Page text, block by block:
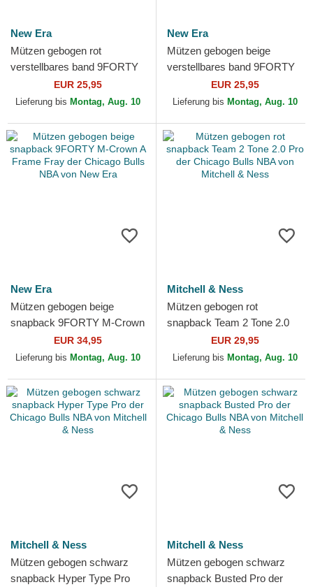
New Era
Mützen gebogen rot
verstellbares band 9FORTY
Outline der Chicago Bulls
NBA von New Era
EUR 25,95
Lieferung bis Montag, Aug. 10
New Era
Mützen gebogen beige
verstellbares band 9FORTY
Colour Block der Chicago
Bulls NBA von New Era
EUR 25,95
Lieferung bis Montag, Aug. 10
New Era
Mützen gebogen beige
snapback 9FORTY M-Crown
A Frame Fray der Chicago
Bulls NBA von New Era
EUR 34,95
Lieferung bis Montag, Aug. 10
Mitchell & Ness
Mützen gebogen rot
snapback Team 2 Tone 2.0
Pro der Chicago Bulls NBA
von Mitchell & Ness
EUR 29,95
Lieferung bis Montag, Aug. 10
Mitchell & Ness
Mützen gebogen schwarz
snapback Hyper Type Pro
Mitchell & Ness
Mützen gebogen schwarz
snapback Busted Pro der